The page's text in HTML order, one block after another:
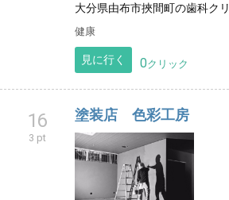
大分県由布市挾間町の歯科ク
健康
見に行く 0クリック
16
3 pt
塗装店 色彩工房